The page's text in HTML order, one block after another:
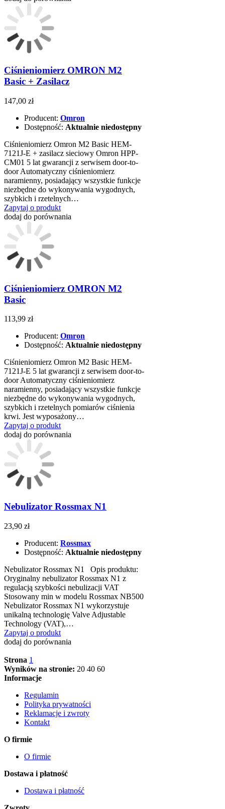
Ciśnieniomierz OMRON M2
Basic + Zasilacz
147,00 zł
Producent: Omron
Dostępność: Aktualnie niedostępny
Ciśnieniomierz Omron M2 Basic HEM-
7121J-E + zasilacz sieciowy Omron HPP-
CM01 5 lat gwarancji z serwisem door-to-
door Automatyczny ciśnieniomierz
naramienny, posiadający wszystkie funkcje
niezbędne do wykonywania wygodnych,
szybkich i rzetelnych…
Zapytaj o produkt
dodaj do porównania
Ciśnieniomierz OMRON M2
Basic
113,99 zł
Producent: Omron
Dostępność: Aktualnie niedostępny
Ciśnieniomierz Omron M2 Basic HEM-
7121J-E 5 lat gwarancji z serwisem door-to-
door Automatyczny ciśnieniomierz
naramienny, posiadający wszystkie funkcje
niezbędne do wykonywania wygodnych,
szybkich i rzetelnych pomiarów ciśnienia
krwi. Jest wyposażony…
Zapytaj o produkt
dodaj do porównania
Nebulizator Rossmax N1
23,90 zł
Producent: Rossmax
Dostępność: Aktualnie niedostępny
Nebulizator Rossmax N1 Opis produktu:
Oryginalny nebulizator Rossmax N1 z
regulacją szybkości nebulizacji VAT
Stosowany min w modelu Rossmax NB500
Nebulizator Rossmax N1 wykorzystuje
unikalną technologię Valve Adjustable
Technology (VAT),…
Zapytaj o produkt
dodaj do porównania
Strona 1
Wyników na stronie: 20 40 60
Informacje
Regulamin
Polityka prywatności
Reklamacje i zwroty
Kontakt
O firmie
O firmie
Dostawa i płatność
Dostawa i płatność